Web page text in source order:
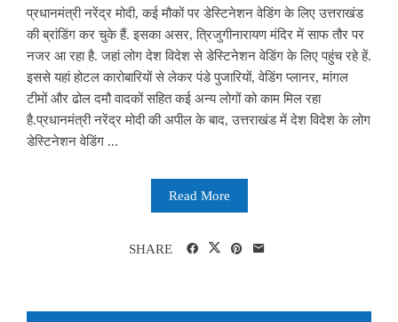
प्रधानमंत्री नरेंद्र मोदी, कई मौकों पर डेस्टिनेशन वेडिंग के लिए उत्तराखंड
की ब्रांडिंग कर चुके हैं. इसका असर, त्रिजुगीनारायण मंदिर में साफ तौर पर
नजर आ रहा है. जहां लोग देश विदेश से डेस्टिनेशन वेडिंग के लिए पहुंच रहे हें.
इससे यहां होटल कारोबारियों से लेकर पंडे पुजारियों, वेडिंग प्लानर, मांगल
टीमों और ढोल दमौ वादकों सहित कई अन्य लोगों को काम मिल रहा
है.प्रधानमंत्री नरेंद्र मोदी की अपील के बाद, उत्तराखंड में देश विदेश के लोग
डेस्टिनेशन वेडिंग ...
Read More
SHARE